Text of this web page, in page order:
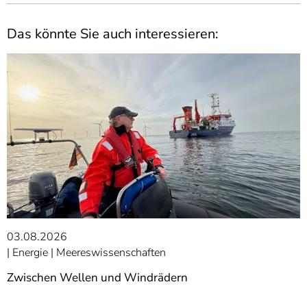
Das könnte Sie auch interessieren:
03.08.2026
Energie Meereswissenschaften
Zwischen Wellen und Windrädern